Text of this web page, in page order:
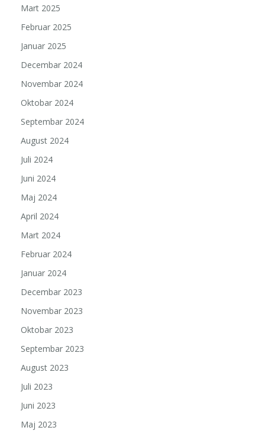
Mart 2025
Februar 2025
Januar 2025
Decembar 2024
Novembar 2024
Oktobar 2024
Septembar 2024
August 2024
Juli 2024
Juni 2024
Maj 2024
April 2024
Mart 2024
Februar 2024
Januar 2024
Decembar 2023
Novembar 2023
Oktobar 2023
Septembar 2023
August 2023
Juli 2023
Juni 2023
Maj 2023